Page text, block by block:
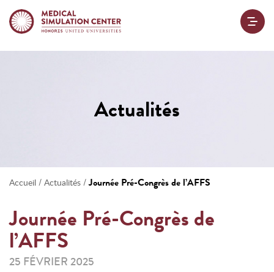
Actualités
Accueil / Actualités /Journée Pré-Congrès de l’AFFS
Journée Pré-Congrès de
l’AFFS
25 FÉVRIER 2025